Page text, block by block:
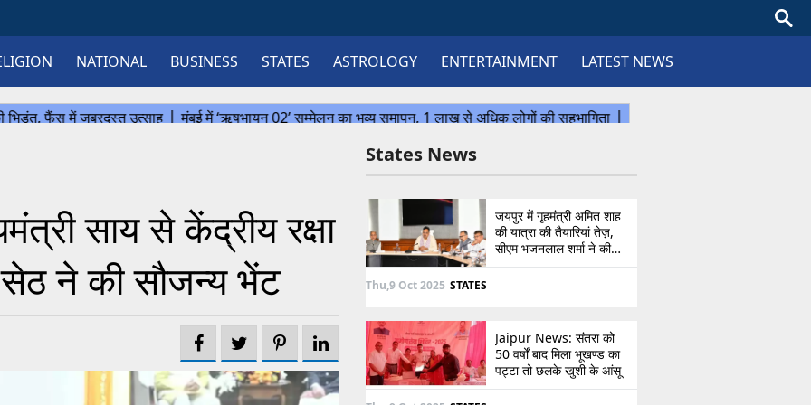
NATIONAL BUSINESS STATES ASTROLOGY ENTERTAINMENT LATEST NEWS
साय से केंद्रीय रक्षा
ने की सौजन्य भेंट
States News
जयपुर में गृहमंत्री अमित शाह
की यात्रा की तैयारियां तेज़,
सीएम भजनलाल शर्मा ने की
उच्चस्तरीय बैठक
Thu,9 Oct 2025 STATES
Jaipur News: संतरा को
50 वर्षों बाद मिला भूखण्ड का
पट्टा तो छलके खुशी के आंसू